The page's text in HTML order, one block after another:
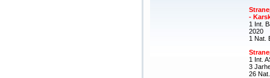
-
1 Int.
2020
1 Nat.
1 Int.
3
26